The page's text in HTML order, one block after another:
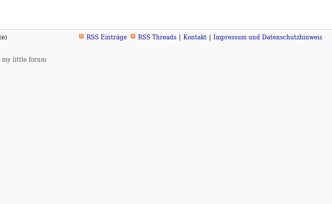
RSS Einträge RSS Threads Kontakt Impressum und Datenschutzhinweis
my little forum